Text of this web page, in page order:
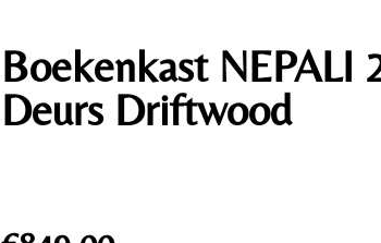
Boekenkast NEPALI
Deurs Driftwood